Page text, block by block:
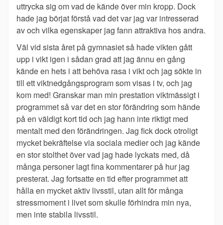
uttrycka sig om vad de kände över min kropp. Dock
hade jag börjat förstå vad det var jag var intresserad
av och vilka egenskaper jag fann attraktiva hos andra.
Väl vid sista året på gymnasiet så hade vikten gått
upp i vikt igen i sådan grad att jag ännu en gång
kände en hets i att behöva rasa i vikt och jag sökte in
till ett viktnedgångsprogram som visas i tv, och jag
kom med! Granskar man min prestation viktmässigt i
programmet så var det en stor förändring som hände
på en väldigt kort tid och jag hann inte riktigt med
mentalt med den förändringen. Jag fick dock otroligt
mycket bekräftelse via sociala medier och jag kände
en stor stolthet över vad jag hade lyckats med, då
många personer lagt fina kommentarer på hur jag
presterat. Jag fortsatte en tid efter programmet att
hålla en mycket aktiv livsstil, utan allt för många
stressmoment i livet som skulle förhindra min nya,
men inte stabila livsstil.